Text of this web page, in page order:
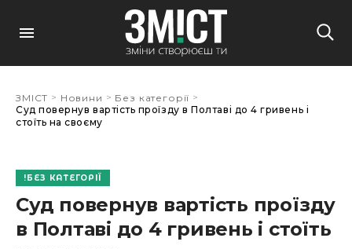
ЗМІСТ > Новини > Без категорії >
Суд повернув вартість проїзду в Полтаві до 4 гривень і
стоїть на своєму
БЕЗ КАТЕГОРІЇ
Суд повернув вартість проїзду
в Полтаві до 4 гривень і стоїть